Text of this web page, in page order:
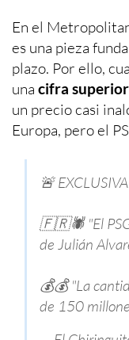
En el
es una pieza
plazo. Por ello,
una cifra
un precio casi
Europa, pero el
🚨 EXCLUSIVA
🇫🇷🕷️ "El PSG
de Julián
💰💰 "La
de 150